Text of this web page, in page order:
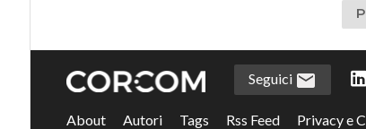
Seguici
About Autori Tags Rss Feed Privacy e